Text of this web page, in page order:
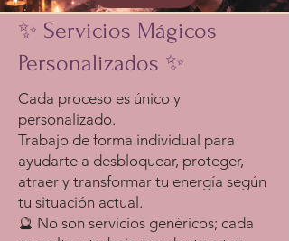
✨ Servicios Mágicos
Personalizados ✨
Cada proceso es único y
personalizado.
Trabajo de forma individual para
ayudarte a desbloquear, proteger,
atraer y transformar tu energía según
tu situación actual.
🔮 No son servicios genéricos; cada